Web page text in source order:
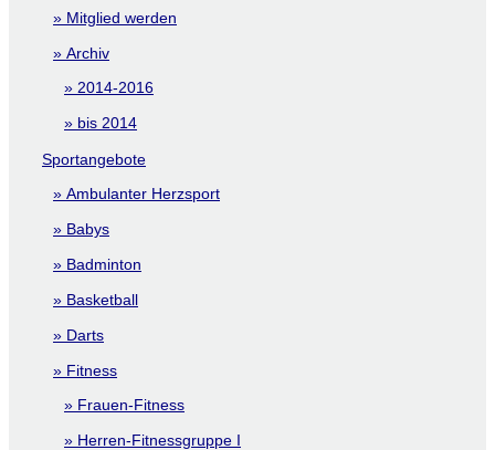
Mitglied werden
Archiv
2014-2016
bis 2014
Sportangebote
Ambulanter Herzsport
Babys
Badminton
Basketball
Darts
Fitness
Frauen-Fitness
Herren-Fitnessgruppe I